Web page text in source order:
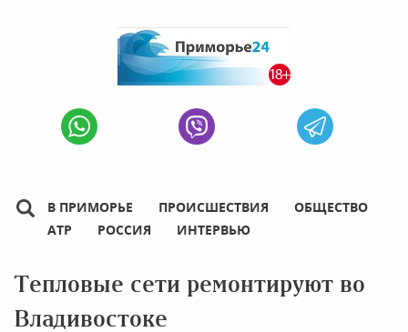
В ПРИМОРЬЕ ПРОИСШЕСТВИЯ
ОБЩЕСТВО
АТР
РОССИЯ ИНТЕРВЬЮ
Тепловые сети ремонтируют во
Владивостоке